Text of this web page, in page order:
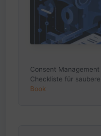
Consent
Checkliste für
Book